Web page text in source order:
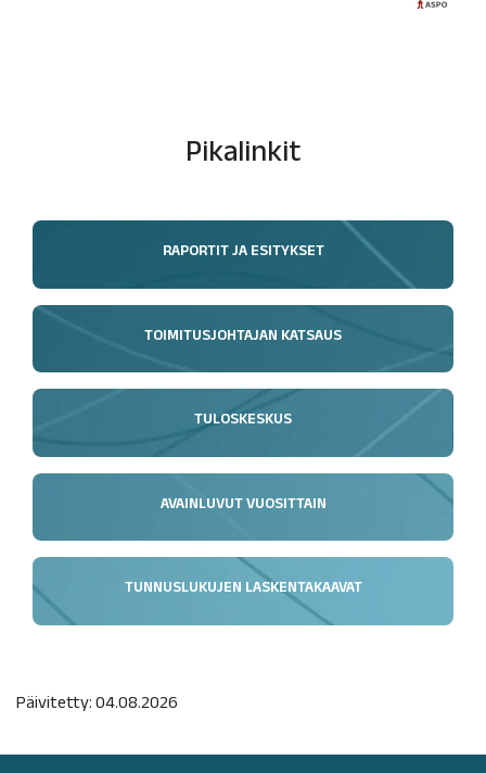
Pikalinkit
RAPORTIT JA ESITYKSET
TOIMITUSJOHTAJAN KATSAUS
TULOSKESKUS
AVAINLUVUT VUOSITTAIN
TUNNUSLUKUJEN LASKENTAKAAVAT
Päivitetty: 04.08.2026